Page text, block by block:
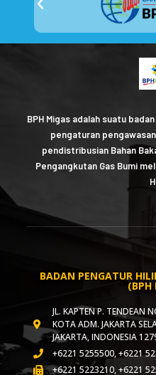
BPH Migas adalah suatu
pengaturan
pendistribusian Bahan
Pengangkutan Gas Bumi
BADAN PENGATUR
(BPH
JL. KAPTEN P. TENDEAN
KOTA ADM. JAKARTA
JAKARTA, INDONESIA
+6221 5255500, +6221
+6221 5223210, +6221